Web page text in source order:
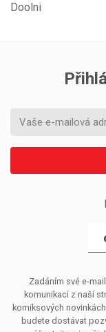
Doolni
Zadáním své e-
komunikací z naší
komiksových
budete dostávat